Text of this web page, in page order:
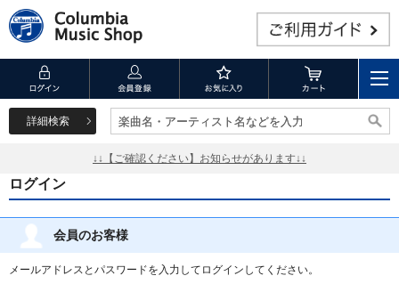
詳細検索 楽曲名・アーティスト名などを入力
楽曲名・アーティスト名などを入力
↓↓【ご確認ください】お知らせがあります↓↓
ログイン
会員のお客様
メールアドレスとパスワードを入力してログインしてください。